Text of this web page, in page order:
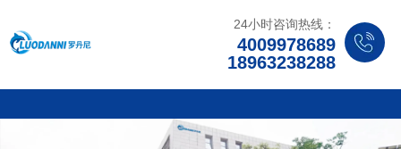
24小时咨询热线：
4009978689
18963238288